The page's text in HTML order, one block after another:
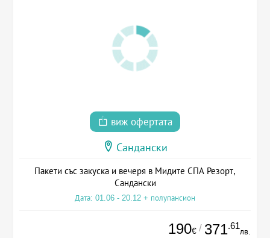
виж офертата
Сандански
Пакети със закуска и вечеря в Мидите СПА Резорт,
Сандански
Дата: 01.06 - 20.12 + полупансион
190€ / 371.61
лв.